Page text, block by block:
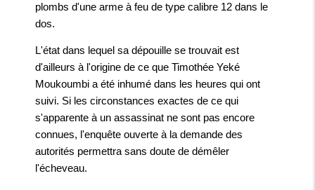
plombs d'une arme à feu de type calibre 12 dans le
dos.
L'état dans lequel sa dépouille se trouvait est
d'ailleurs à l'origine de ce que Timothée Yeké
Moukoumbi a été inhumé dans les heures qui ont
suivi. Si les circonstances exactes de ce qui
s'apparente à un assassinat ne sont pas encore
connues, l'enquête ouverte à la demande des
autorités permettra sans doute de démêler
l'écheveau.